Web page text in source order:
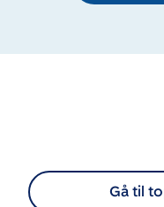
Gå til